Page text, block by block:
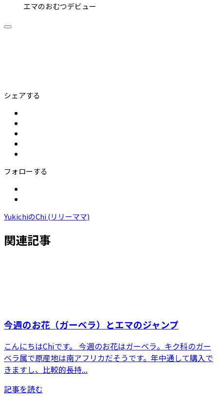
エマのおむつデビュー
シェアする
フォローする
YukichiのChi (リリーママ)
関連記事
今週のお花（ガーベラ）とエマのジャンプ
こんにちはChiです。 今週のお花はガーベラ。キク科のガー
ベラ属で原産地は南アフリカだそうです。年中通して購入で
きますし、比較的長持...
記事を読む